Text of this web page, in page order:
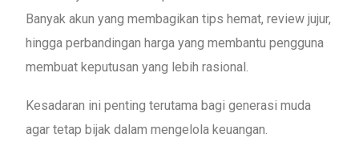
Banyak akun yang membagikan tips hemat, review jujur,
hingga perbandingan harga yang membantu pengguna
membuat keputusan yang lebih rasional.
Kesadaran ini penting terutama bagi generasi muda
agar tetap bijak dalam mengelola keuangan.